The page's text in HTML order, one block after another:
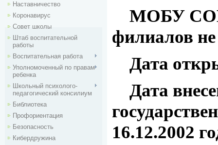
Наставничество
Коронавирус
Совет школы
Штаб воспитательной
работы
Воспитательная работа
Уполномоченный по правам
ребенка
Школьный психолого-
педагогический консилиум
Библиотека
Профориентация
Безопасность
Кибердружина
МОБУ СОШ
филиалов не
Дата
Дата
16.12.2002